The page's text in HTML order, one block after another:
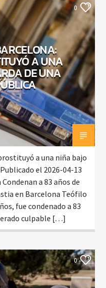
0
A UNA
DE UNA
a una niña bajo
el 2026-04-13
Condenan a 83 años de
en Barcelona Teófilo
fue condenado a 83
culpable […]
0